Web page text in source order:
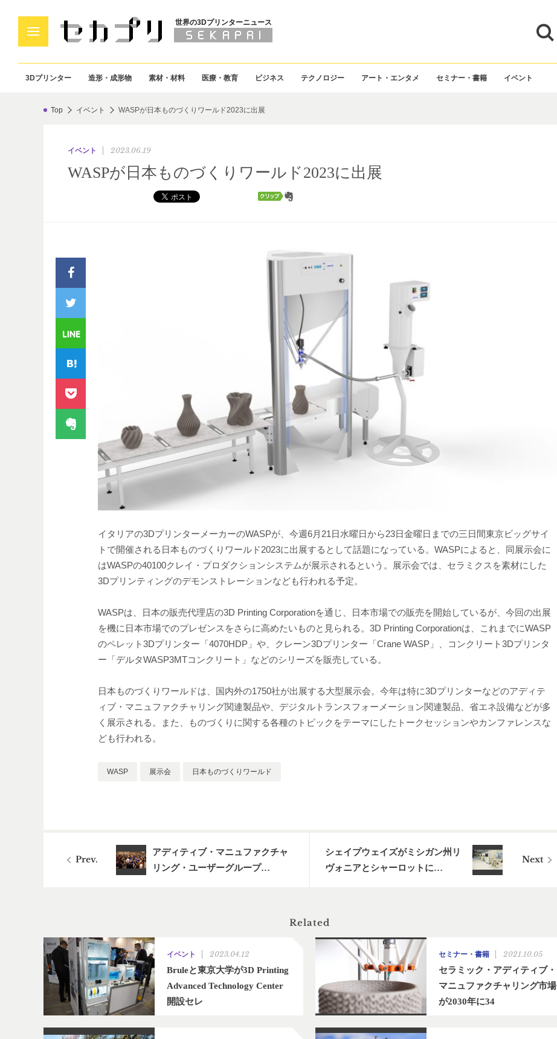
世界の3Dプリンターニュース
3Dプリンター 造形・成形物 素材・材料 医療・教育 ビジネス テクノロジー アート・エンタメ セミナー・書籍 イベント
Top イベント WASPが日本ものづくりワールド2023に出展
イベント 2023.06.19
WASPが日本ものづくりワールド2023に出展
イタリアの3DプリンターメーカーのWASPが、今週6月21日水曜日から23日金曜日までの三日間東京ビッグサイ
トで開催される日本ものづくりワールド2023に出展するとして話題になっている。WASPによると、同展示会に
はWASPの40100クレイ・プロダクションシステムが展示されるという。展示会では、セラミクスを素材にした
3Dプリンティングのデモンストレーションなども行われる予定。
WASPは、日本の販売代理店の3D Printing Corporationを通じ、日本市場での販売を開始しているが、今回の出展
を機に日本市場でのプレゼンスをさらに高めたいものと見られる。3D Printing Corporationは、これまでにWASP
のペレット3Dプリンター「4070HDP」や、クレーン3Dプリンター「Crane WASP」、コンクリート3Dプリンタ
ー「デルタWASP3MTコンクリート」などのシリーズを販売している。
日本ものづくりワールドは、国内外の1750社が出展する大型展示会。今年は特に3Dプリンターなどのアディテ
ィブ・マニュファクチャリング関連製品や、デジタルトランスフォーメーション関連製品、省エネ設備などが多
く展示される。また、ものづくりに関する各種のトピックをテーマにしたトークセッションやカンファレンスな
ども行われる。
WASP 展示会 日本ものづくりワールド
シェイプウェイズがミシガン州リ
ヴォニアとシャーロットに…
アディティブ・マニュファクチャ
リング・ユーザーグループ…
Related
イベント 2023.04.12
Bruleと東京大学が3D Printing
Advanced Technology Center
開設セレ
セミナー・書籍 2021.10.05
セラミック・アディティブ・
マニュファクチャリング市場
が2030年に34